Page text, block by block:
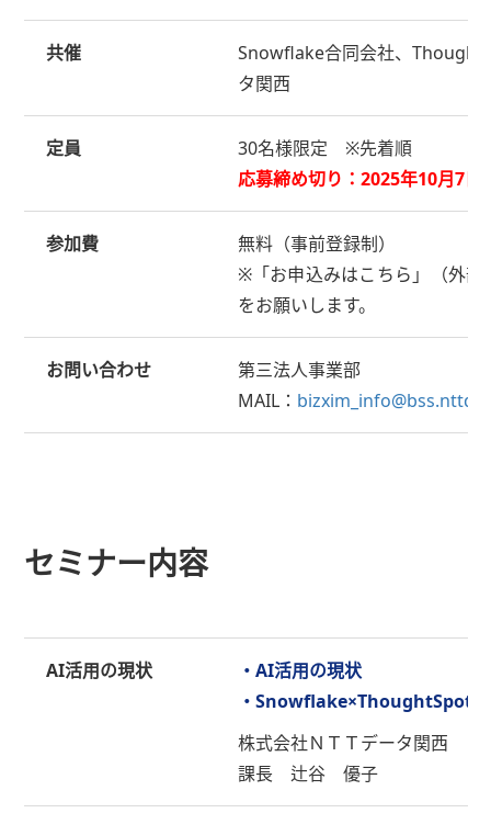
共催
Snowflake合同会社、
タ関西
定員
30名様限定 ※先着順
応募締め切り：2025年10月7日
参加費
無料（事前登録制）
※「お申込みはこちら」（外
をお願いします。
お問い合わせ
第三法人事業部
MAIL：
セミナー内容
AI活用の現状
・AI活用の現状
・Snowflake×ThoughtSpot活
株式会社ＮＴＴデータ関西
課長 辻谷 優子